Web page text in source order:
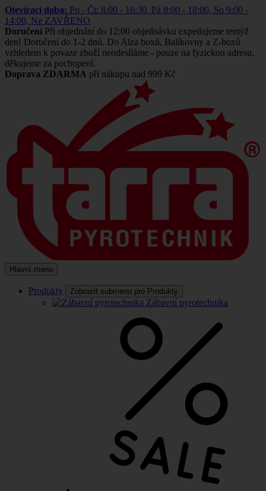
Otevírací doba: Po - Čt: 8:00 - 16:30, Pá 8:00 - 18:00, So 9:00 -
14:00, Ne ZAVŘENO
Doručení Při objednání do 12:00 objednávku expedujeme tentýž
den! Doručení do 1-2 dnů. Do Alza boxů, Balíkovny a Z-boxů
vzhledem k povaze zboží neodesíláme - pouze na fyzickou adresu,
děkujeme za pochopení.
Doprava ZDARMA při nákupu nad 999 Kč
Hlavní menu
Produkty Zobrazit submenu pro Produkty
Zábavní pyrotechnika